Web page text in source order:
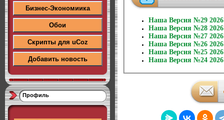
Бизнес-Экономиика
Обои
Скрипты для uCoz
Добавить новость
Профиль
Наша Версия №29 2026
Наша Версия №28 2026
Наша Версия №27 2026
Наша Версия №26 2026
Наша Версия №25 2026
Наша Версия №24 2026